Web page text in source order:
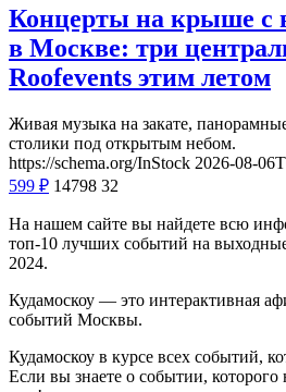
Концерты на крыше с
в Москве: три
Roofevents этим летом
Живая музыка на закате,
столики под открытым небом.
https://schema.org/InStock 2026-08-
599 ₽ 14798 32
На нашем сайте вы найдете всю
топ-10 лучших событий на
2024.
Кудамоскоу — это интерактивная
событий Москвы.
Кудамоскоу в курсе всех событий,
Если вы знаете о событии, которого